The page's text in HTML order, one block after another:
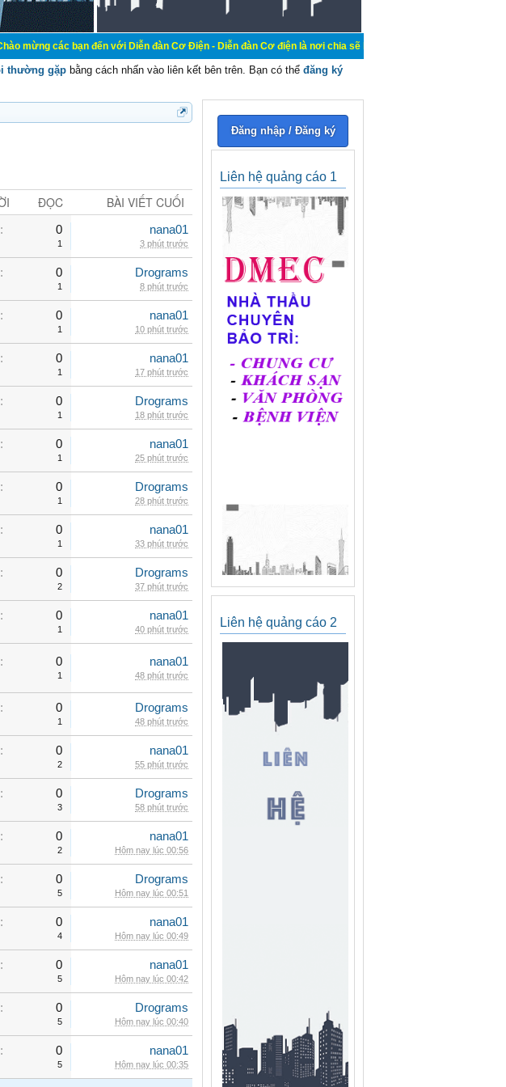
bạn đến với Diễn đàn Cơ Điện - Diễn đàn Cơ điện là nơi chia sẽ kiến thức kinh nghiệm trong lãnh vực
thường gặp bằng cách nhấn vào liên kết bên trên. Bạn có thể đăng ký
ĐỌC BÀI VIẾT CUỐI
0
1
nana01
3 phút trước
0
1
Drograms
8 phút trước
0
1
nana01
10 phút trước
0
1
nana01
17 phút trước
0
1
Drograms
18 phút trước
0
1
nana01
25 phút trước
0
1
Drograms
28 phút trước
0
1
nana01
33 phút trước
0
2
Drograms
37 phút trước
0
1
nana01
40 phút trước
0
1
nana01
48 phút trước
0
1
Drograms
48 phút trước
0
2
nana01
55 phút trước
0
3
Drograms
58 phút trước
0
2
nana01
Hôm nay lúc 00:56
0
5
Drograms
Hôm nay lúc 00:51
0
4
nana01
Hôm nay lúc 00:49
0
5
nana01
Hôm nay lúc 00:42
0
5
Drograms
Hôm nay lúc 00:40
0
5
nana01
Hôm nay lúc 00:35
Đăng nhập / Đăng ký
Liên hệ quảng cáo 1
Liên hệ quảng cáo 2